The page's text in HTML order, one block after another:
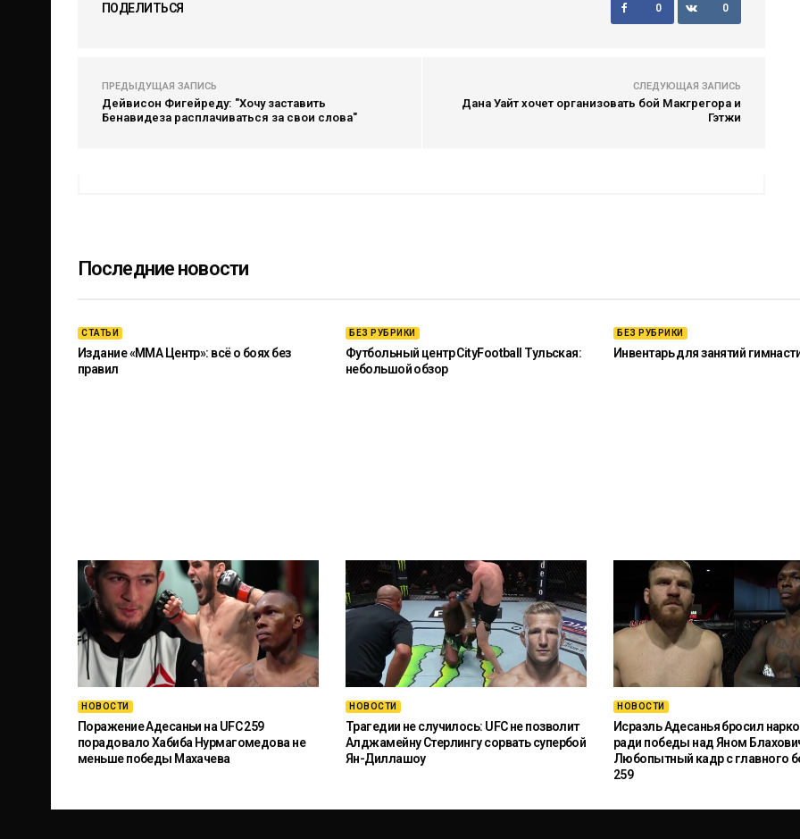
ПОДЕЛИТЬСЯ 0 0
ПРЕДЫДУЩАЯ ЗАПИСЬ
Дейвисон Фигейреду: "Хочу заставить
Бенавидеза расплачиваться за свои слова"
СЛЕДУЮЩАЯ ЗАПИСЬ
Дана Уайт хочет организовать бой Макгрегора и
Гэтжи
Последние новости
СТАТЬИ
Издание «ММА Центр»: всё о боях без
правил
БЕЗ РУБРИКИ
Футбольный центр CityFootball Тульская:
небольшой обзор
БЕЗ РУБРИКИ
Инвентарь для занятий
НОВОСТИ
Поражение Адесаньи на UFC 259
порадовало Хабиба Нурмагомедова не
меньше победы Махачева
НОВОСТИ
Трагедии не случилось: UFC не позволит
Алджамейну Стерлингу сорвать супербой
Ян-Диллашоу
НОВОСТИ
Исраэль Адесанья бросил
ради победы над Яном
Любопытный кадр с главного
259